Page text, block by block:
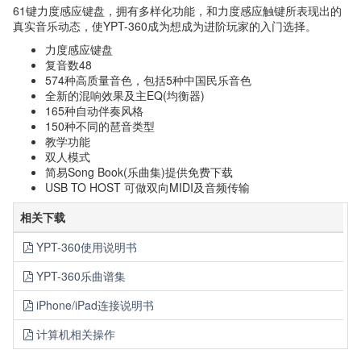
61键力度感应键盘，拥有多样化功能，和力度感应触键所表现出的
真实音乐动态，使YPT-360成为想成为进阶玩家的入门选择。
力度感应键盘
复音数48
574种高质量音色，包括5种中国民乐音色
全新的混响效果及主EQ(均衡器)
165种自动伴奏风格
150种不同的琶音类型
教学功能
双人模式
简易Song Book(乐曲集)提供免费下载
USB TO HOST 可做双向MIDI及音频传输
相关下载
YPT-360使用说明书
YPT-360乐曲谱集
iPhone/iPad连接说明书
计算机相关操作